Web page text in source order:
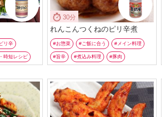
ピリ辛
時短レシピ
30分
れんこんつくねのピリ辛煮
お惣菜 ご飯に合う メイン料理
旨辛 煮込み料理 豚肉